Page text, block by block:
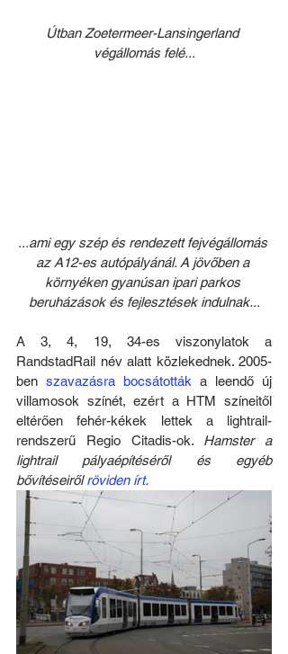
Útban Zoetermeer-Lansingerland
végállomás felé...
...ami egy szép és rendezett fejvégállomás
az A12-es autópályánál. A jövőben a
környéken gyanúsan ipari parkos
beruházások és fejlesztések indulnak...
A 3, 4, 19, 34-es viszonylatok a
RandstadRail név alatt közlekednek. 2005-
ben szavazásra bocsátották a leendő új
villamosok színét, ezért a HTM színeitől
eltérően fehér-kékek lettek a lightrail-
rendszerű Regio Citadis-ok. Hamster a
lightrail pályaépítéséről és egyéb
bővítéseiről röviden írt.